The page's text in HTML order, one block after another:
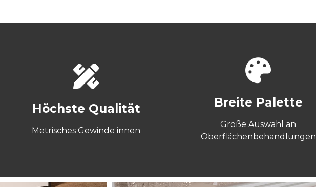
Höchste Qualität
Metrisches Gewinde innen
Breite Palette
Große Auswahl an
Oberflächenbehandlungen